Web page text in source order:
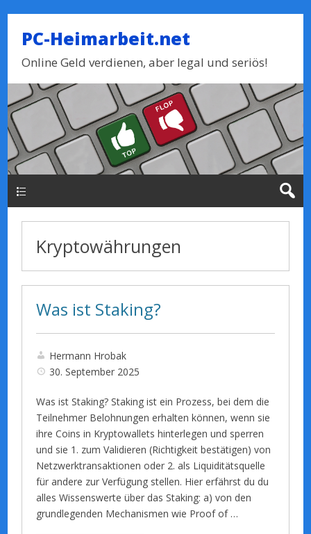
PC-Heimarbeit.net
Online Geld verdienen, aber legal und seriös!
Kryptowährungen
Was ist Staking?
Hermann Hrobak
30. September 2025
Was ist Staking? Staking ist ein Prozess, bei dem die
Teilnehmer Belohnungen erhalten können, wenn sie
ihre Coins in Kryptowallets hinterlegen und sperren
und sie 1. zum Validieren (Richtigkeit bestätigen) von
Netzwerktransaktionen oder 2. als Liquiditätsquelle
für andere zur Verfügung stellen. Hier erfährst du du
alles Wissenswerte über das Staking: a) von den
grundlegenden Mechanismen wie Proof of …